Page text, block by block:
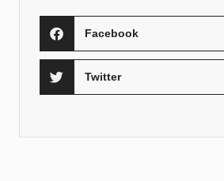
Facebook
Twitter